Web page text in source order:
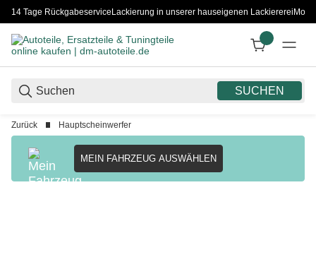
14 Tage RückgabeserviceLackierung in unserer hauseigenen Lackiererei
SUCHEN
Zurück Hauptscheinwerfer
MEIN FAHRZEUG AUSWÄHLEN